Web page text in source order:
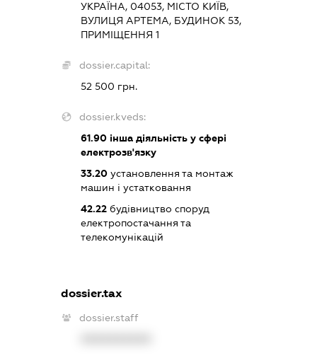
УКРАЇНА, 04053, МІСТО КИЇВ,
ВУЛИЦЯ АРТЕМА, БУДИНОК 53,
ПРИМІЩЕННЯ 1
dossier.capital:
52 500 грн.
dossier.kveds:
61.90 інша діяльність у сфері
електрозв'язку
33.20 установлення та монтаж
машин і устатковання
42.22 будівництво споруд
електропостачання та
телекомунікацій
dossier.tax
dossier.staff